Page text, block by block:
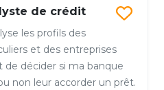
de crédit
les profils des
et des entreprises
de décider si ma banque
non leur accorder un prêt.